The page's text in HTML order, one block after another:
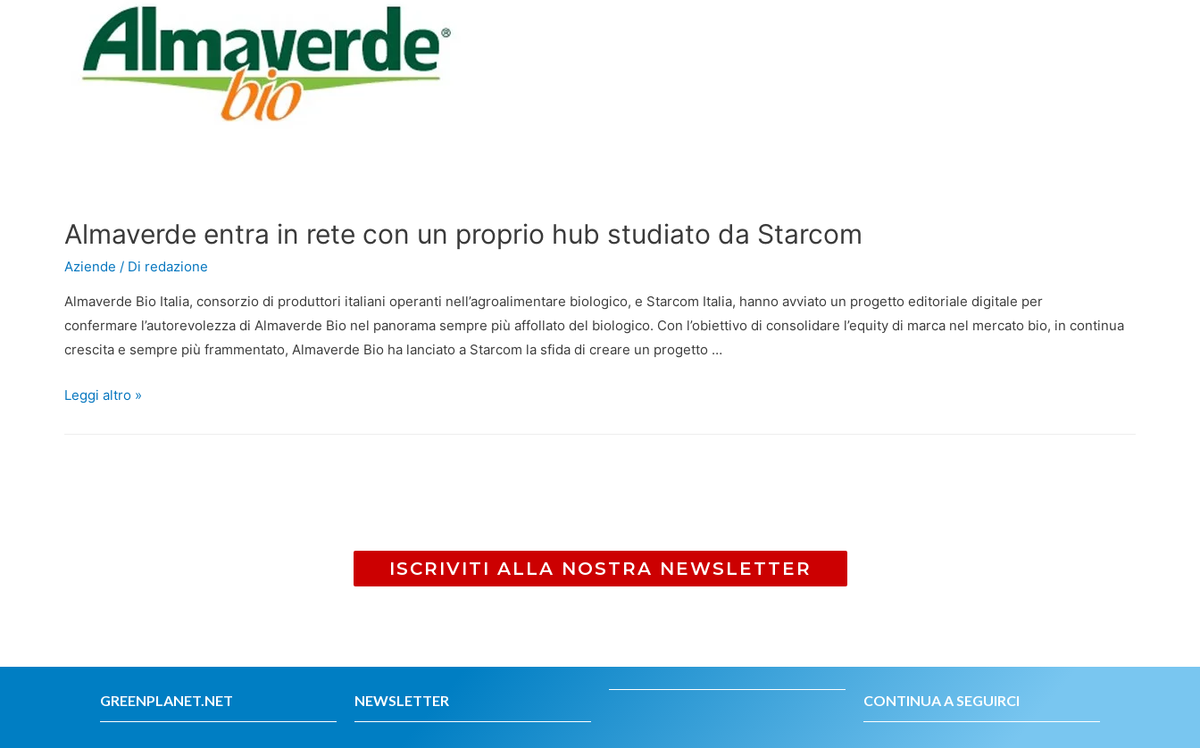
Almaverde entra in rete con un proprio hub studiato da Starcom
Aziende / Di redazione
Almaverde Bio Italia, consorzio di produttori italiani operanti nell’agroalimentare biologico, e Starcom Italia, hanno avviato un progetto editoriale digitale per
confermare l’autorevolezza di Almaverde Bio nel panorama sempre più affollato del biologico. Con l’obiettivo di consolidare l’equity di marca nel mercato bio, in continua
crescita e sempre più frammentato, Almaverde Bio ha lanciato a Starcom la sfida di creare un progetto …
Leggi altro »
ISCRIVITI ALLA NOSTRA NEWSLETTER
GREENPLANET.NET NEWSLETTER CONTINUA A SEGUIRCI